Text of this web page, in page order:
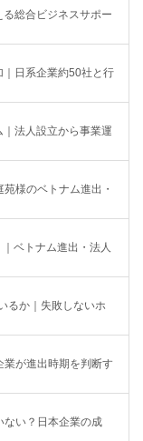
総合ビジネスサポー
｜日系企業約50社と行
法人設立から事業運
様のベトナム進出・
ベトナム進出・法人
るか｜失敗しないホ
が進出時期を判断す
ない？日本企業の成